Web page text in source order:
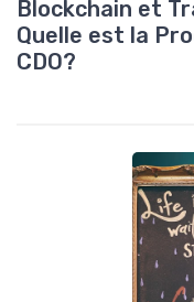
Blockchain et
Quelle est la
CDO?